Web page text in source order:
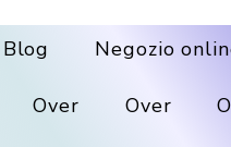
Blog Negozio
Over Over